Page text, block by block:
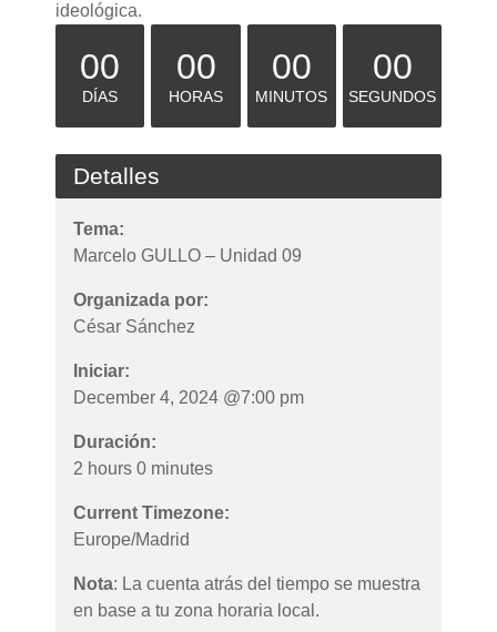
ideológica.
00
DÍAS
00
HORAS
00
MINUTOS
00
SEGUNDOS
Detalles
Tema:
Marcelo GULLO – Unidad 09
Organizada por:
César Sánchez
Iniciar:
December 4, 2024 @7:00 pm
Duración:
2 hours 0 minutes
Current Timezone:
Europe/Madrid
Nota: La cuenta atrás del tiempo se muestra
en base a tu zona horaria local.